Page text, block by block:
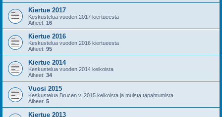
Kiertue 2017
Keskustelua vuoden 2017 kiertueesta
Aiheet: 16
Kiertue 2016
Keskustelua vuoden 2016 kiertueesta
Aiheet: 95
Kiertue 2014
Keskustelua vuoden 2014 keikoista
Aiheet: 34
Vuosi 2015
Keskustelua Brucen v. 2015 keikoista ja muista tapahtumista
Aiheet: 5
Kiertue 2013